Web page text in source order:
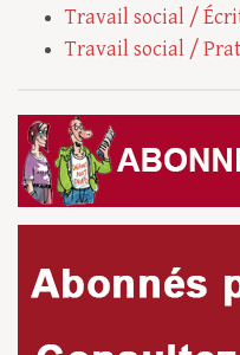
Travail social /
Travail social /